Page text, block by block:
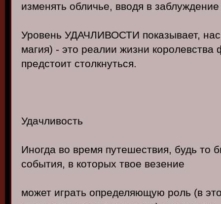
изменять обличье, вводя в
Уровень УДАЧЛИВОСТИ показывает,
магия) - это реалии жизни королевства
предстоит столкнуться.
Удачливость
Иногда во время путешествия, будь то
события, в которых твое везение
может играть определяющую роль (в